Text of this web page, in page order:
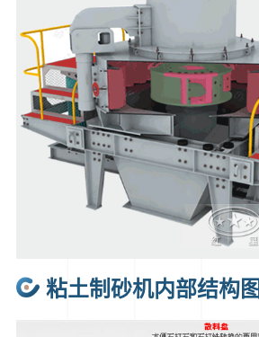
粘土制砂机内部结构图